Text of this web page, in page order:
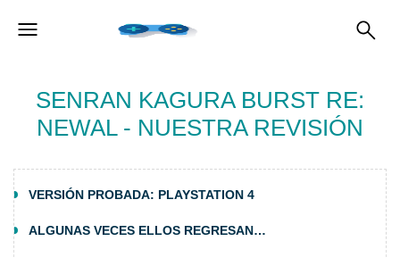
SENRAN KAGURA BURST RE:
NEWAL - NUESTRA REVISIÓN
VERSIÓN PROBADA: PLAYSTATION 4
ALGUNAS VECES ELLOS REGRESAN…